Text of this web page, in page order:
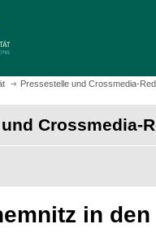
Pressestelle und Crossmedia-
Crossmedia-
in